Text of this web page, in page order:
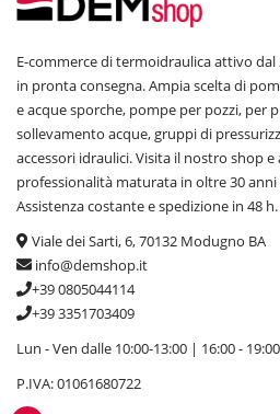
E-commerce di termoidraulica attivo
in pronta consegna. Ampia scelta di
e acque sporche, pompe per pozzi, per
sollevamento acque, gruppi di
accessori idraulici. Visita il nostro shop
professionalità maturata in oltre 30
Assistenza costante e spedizione in 48 h.
Viale dei Sarti, 6, 70132 Modugno BA
info@demshop.it
+39 0805044114
+39 3351703409
Lun - Ven dalle 10:00-13:00 | 16:00 - 19:00
P.IVA: 01061680722